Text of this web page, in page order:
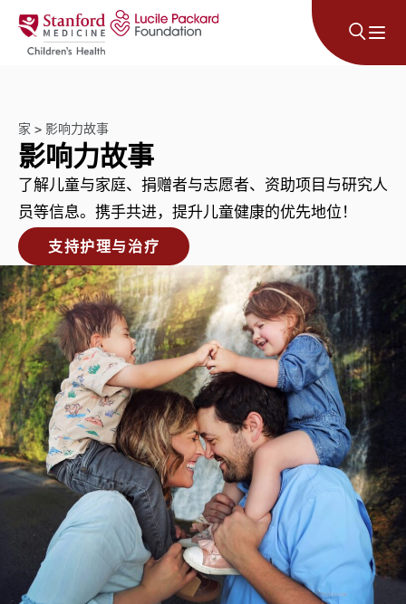
跳至内容
家 > 影响力故事
影响力故事
了解儿童与家庭、捐赠者与志愿者、资助项目与研究人
员等信息。携手共进，提升儿童健康的优先地位！
支持护理与治疗